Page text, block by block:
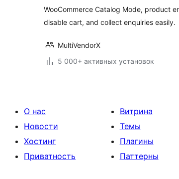
WooCommerce Catalog Mode, product
disable cart, and collect enquiries easily.
MultiVendorX
5 000+ активных установок
О нас
Новости
Хостинг
Приватность
Витрина
Темы
Плагины
Паттерны